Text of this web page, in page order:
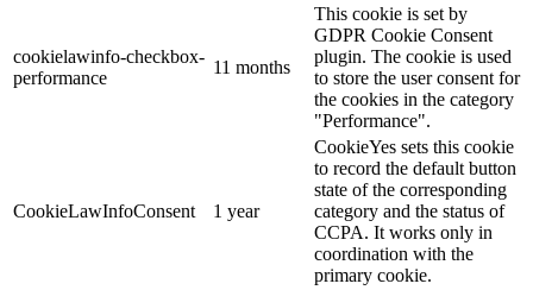
cookielawinfo-checkbox-
performance
11 months
This cookie is set by
GDPR Cookie Consent
plugin. The cookie is used
to store the user consent for
the cookies in the category
"Performance".
CookieLawInfoConsent 1 year
CookieYes sets this cookie
to record the default button
state of the corresponding
category and the status of
CCPA. It works only in
coordination with the
primary cookie.